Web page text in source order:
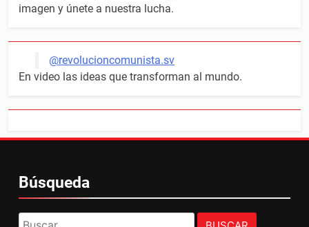
imagen y únete a nuestra lucha.
@revolucioncomunista.sv
En video las ideas que transforman al mundo.
Búsqueda
Buscar: